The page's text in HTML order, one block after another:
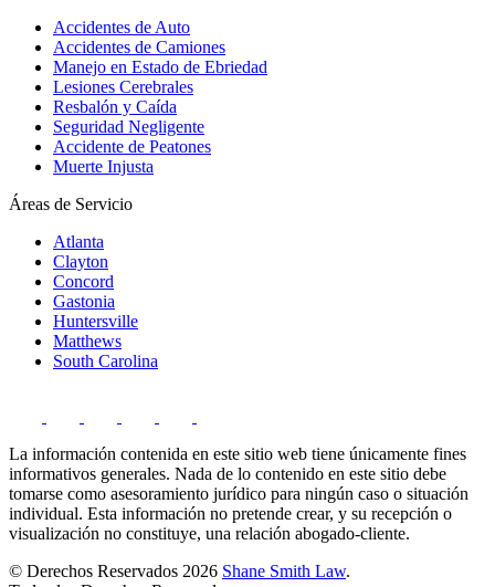
Accidentes de Auto
Accidentes de Camiones
Manejo en Estado de Ebriedad
Lesiones Cerebrales
Resbalón y Caída
Seguridad Negligente
Accidente de Peatones
Muerte Injusta
Áreas de Servicio
Atlanta
Clayton
Concord
Gastonia
Huntersville
Matthews
South Carolina
La información contenida en este sitio web tiene únicamente fines
informativos generales. Nada de lo contenido en este sitio debe
tomarse como asesoramiento jurídico para ningún caso o situación
individual. Esta información no pretende crear, y su recepción o
visualización no constituye, una relación abogado-cliente.
© Derechos Reservados 2026 Shane Smith Law.